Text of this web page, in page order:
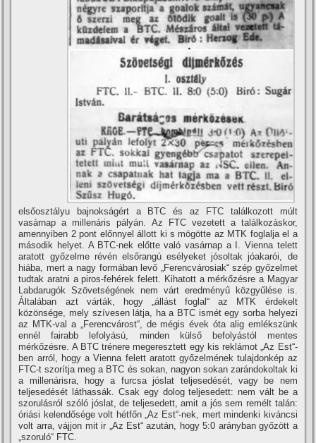
elsőosztályu bajnokságért a BTC és az FTC találkozott múlt
vasárnap a millenáris pályán. Az FTC vezetett a találkozáskor,
amennyiben 2 pont előnnyel állott ki s mögötte az MTK foglalja el a
második helyet. A BTC-nek előtte való vasárnap a I. Vienna telett
aratott győzelme révén elsőrangú esélyeket jósoltak jóakarói, de
hiába, mert a nagy formában levő „Ferencvárosiak“ szép győzelmet
tudtak aratni a piros-fehérek felett. Kihatott a mérkőzésre a Magyar
Labdarugók Szövetségének nem várt eredményű közgyűlése is.
Általában azt várták, hogy „állást foglal“ az MTK érdekelt
közönsége, mely szí­vesen látja, ha a BTC ismét egy sorba helyezi
az MTK-val a „Ferencvárost“, de mégis évek óta alig emlékszünk
ennél fairabb lefolyású, minden külső befolyástól mentes
mérkőzésre. A BTC trénere megeresztett egy kis reklámot „Az Est“-
ben arról, hogy a Vienna felett aratott győzelmének tulajdonkép az
FTC-t szorí­tja meg a BTC és sokan, nagyon sokan zarándokoltak ki
a millenárisra, hogy a furcsa jóslat teljesedését, vagy be nem
teljesedését láthassák. Csak egy dolog teljesedett: nem vált be a
szorulásról szóló jóslat, de teljesedett, amit a jós sem remélt talán:
óriási kelendősége volt hétfőn „Az Est“-nek, mert mindenki kiváncsi
volt arra, vájjon mit ir „Az Est“ azután, hogy 5:0 arányban győzött a
„szoruló“ FTC.